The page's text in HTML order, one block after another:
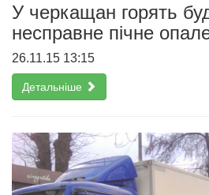
У черкащан горять
несправне пічне
26.11.15 13:15
Детальніше